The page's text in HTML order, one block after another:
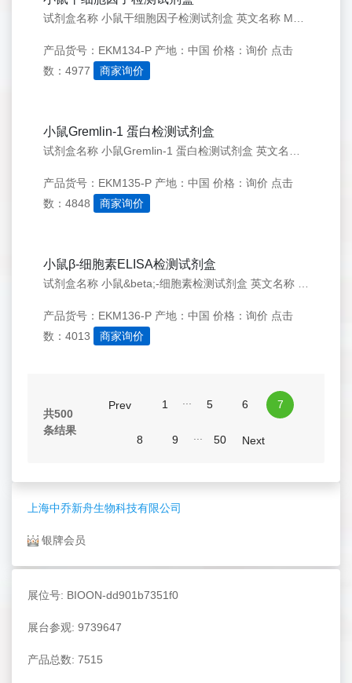
上海中乔新舟生物科技有限公司
银牌会员
展位号: BIOON-dd901b7351f0
展台参观: 9739647
产品总数: 7515
产品货号：EKM134-P 产地：中国 价格：询价 点击
数：4977
商家询价
小鼠Gremlin-1 蛋白检测试剂盒
产品货号：EKM135-P 产地：中国 价格：询价 点击
数：4848
商家询价
小鼠β-细胞素ELISA检测试剂盒
产品货号：EKM136-P 产地：中国 价格：询价 点击
数：4013
商家询价
共500
条结果
Prev 1 5 6 7
8 9 50 Next